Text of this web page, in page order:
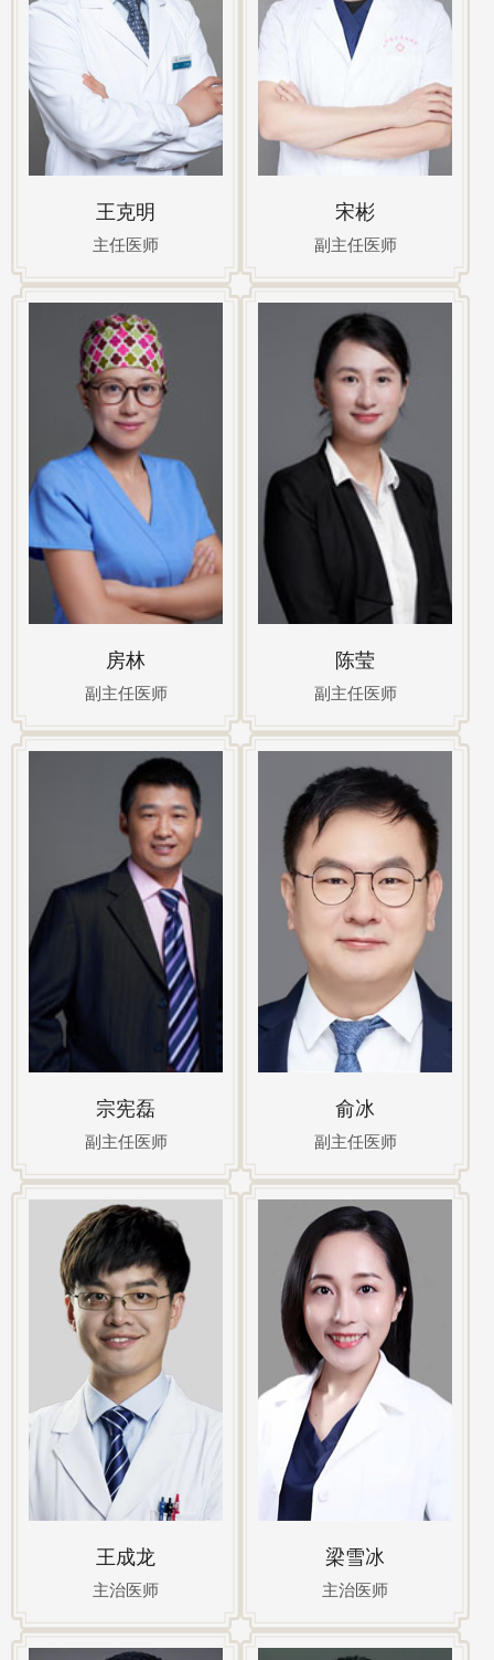
王克明
主任医师
宋彬
副主任医师
房林
副主任医师
陈莹
副主任医师
宗宪磊
副主任医师
俞冰
副主任医师
王成龙
主治医师
梁雪冰
主治医师